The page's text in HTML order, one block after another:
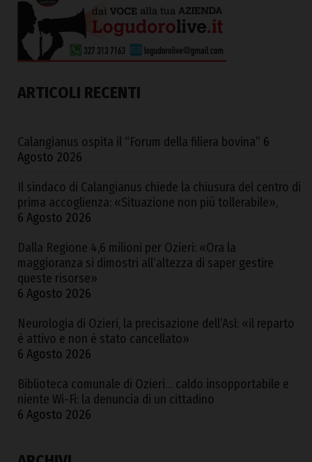
ARTICOLI RECENTI
Calangianus ospita il “Forum della filiera bovina” 6
Agosto 2026
Il sindaco di Calangianus chiede la chiusura del centro di
prima accoglienza: «Situazione non più tollerabile»,
6 Agosto 2026
Dalla Regione 4,6 milioni per Ozieri: «Ora la
maggioranza si dimostri all’altezza di saper gestire
queste risorse»
6 Agosto 2026
Neurologia di Ozieri, la precisazione dell’Asl: «il reparto
è attivo e non è stato cancellato»
6 Agosto 2026
Biblioteca comunale di Ozieri… caldo insopportabile e
niente Wi-Fi: la denuncia di un cittadino
6 Agosto 2026